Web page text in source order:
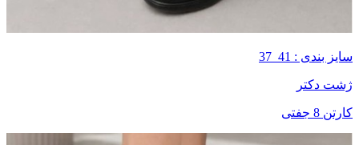
سایز بندی : 41_37
ژشت دکتر
کارتن 8 جفتی